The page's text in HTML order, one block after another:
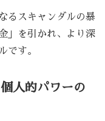
るスキャンダルの暴
」を引かれ、より深
です。
人的パワーの